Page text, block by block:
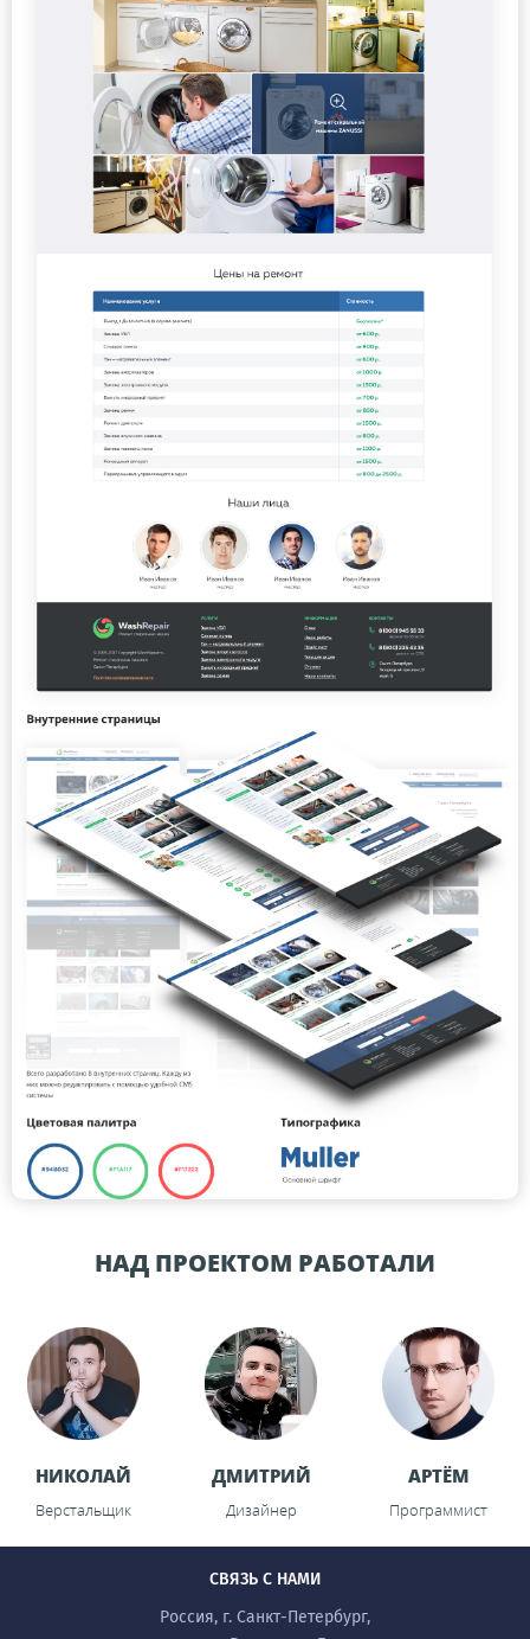
НАД ПРОЕКТОМ РАБОТАЛИ
НИКОЛАЙ
Верстальщик
ДМИТРИЙ
Дизайнер
АРТЁМ
Программист
СВЯЗЬ С НАМИ
Россия, г. Санкт-Петербург,